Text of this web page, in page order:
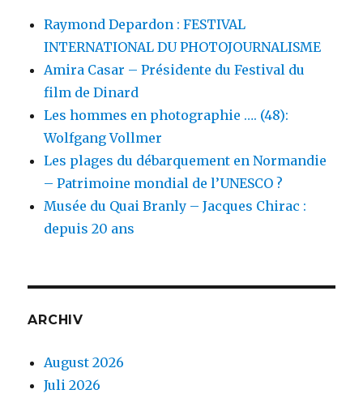
Raymond Depardon : FESTIVAL
INTERNATIONAL DU PHOTOJOURNALISME
Amira Casar – Présidente du Festival du
film de Dinard
Les hommes en photographie …. (48):
Wolfgang Vollmer
Les plages du débarquement en Normandie
– Patrimoine mondial de l’UNESCO ?
Musée du Quai Branly – Jacques Chirac :
depuis 20 ans
ARCHIV
August 2026
Juli 2026